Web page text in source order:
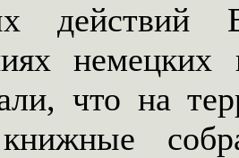
что на